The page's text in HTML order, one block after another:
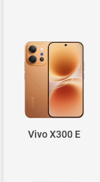
Vivo X300 E